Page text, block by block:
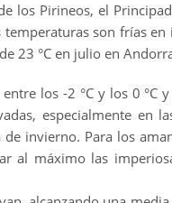
los Pirineos, el
son frías
23 °C en julio en
los -2 °C y los 0 °C
especialmente en
invierno. Para los
al máximo las